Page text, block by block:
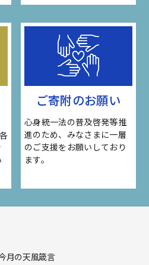
ご寄附のお願い
心身統一法の普及啓発等推
進のため、みなさまに一層
のご支援をお願いしており
ます。
月の天風箴言